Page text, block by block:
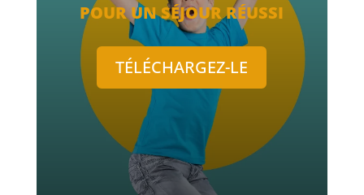
POUR UN SÉJOUR RÉUSSI
TÉLÉCHARGEZ-LE